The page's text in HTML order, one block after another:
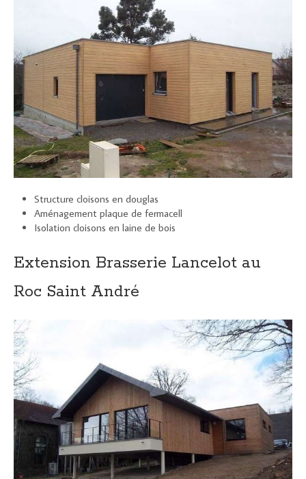
Structure cloisons en douglas
Aménagement plaque de fermacell
Isolation cloisons en laine de bois
Extension Brasserie Lancelot au
Roc Saint André